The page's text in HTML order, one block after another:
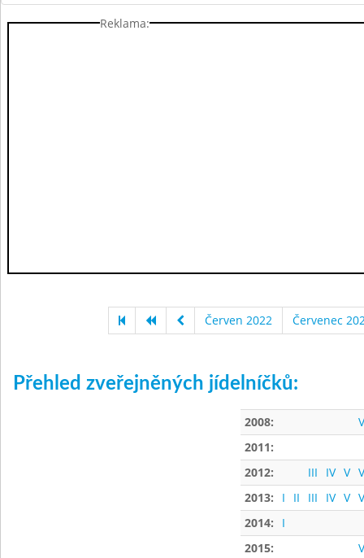
Reklama:
Červen 2022 Červenec
Přehled zveřejněných jídelníčků:
2008:
2011:
2012:
III IV V
2013:
I II III IV V
2014:
I
2015: